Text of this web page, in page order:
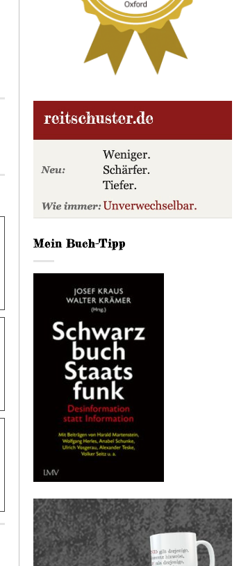
Mein Buch-Tipp